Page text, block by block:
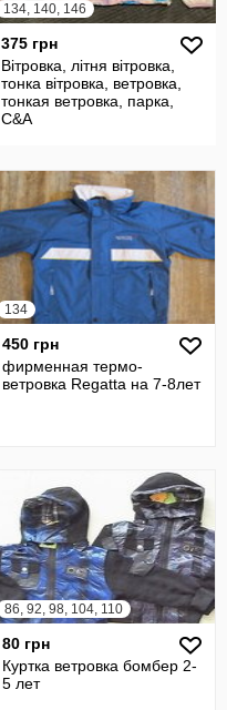
134, 140, 146
375 грн
Вітровка, літня вітровка,
тонка вітровка, ветровка,
тонкая ветровка, парка,
C&A
134
450 грн
фирменная термо-
ветровка Regatta на 7-8лет
86, 92, 98, 104, 110
80 грн
Куртка ветровка бомбер 2-
5 лет